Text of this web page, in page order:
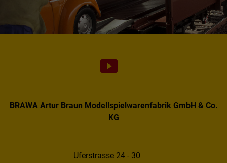
BRAWA Artur Braun Modellspielwarenfabrik GmbH & Co.
KG
Uferstrasse 24 - 30